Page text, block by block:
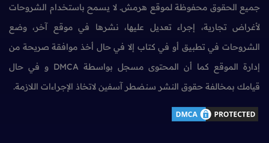
جميع الحقوق محفوظة لموقع هرمش. لا يسمح باستخدام الشروحات
لأغراض تجارية، إجراء تعديل عليها، نشرها في موقع آخر، وضع
الشروحات في تطبيق أو في كتاب إلا في حال أخذ موافقة صريحة من
إدارة الموقع كما أن المحتوى مسجل بواسطة DMCA و في حال
قيامك بمخالفة حقوق النشر سنضطر آسفين لاتخاذ الإجراءات اللازمة.